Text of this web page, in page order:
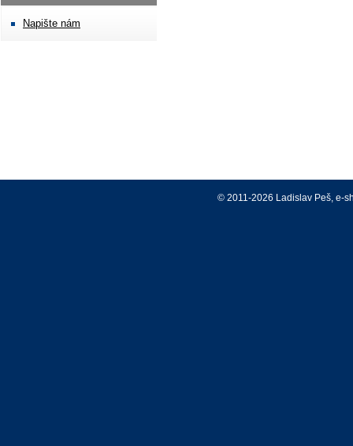
Napište nám
© 2011-2026 Ladislav Peš, e-